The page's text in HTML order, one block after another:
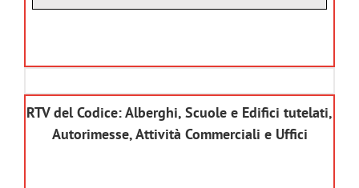
RTV del Codice: Alberghi, Scuole e Edifici tutelati,
Autorimesse, Attività Commerciali e Uffici